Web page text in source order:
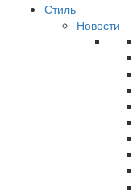
Стиль
Новости